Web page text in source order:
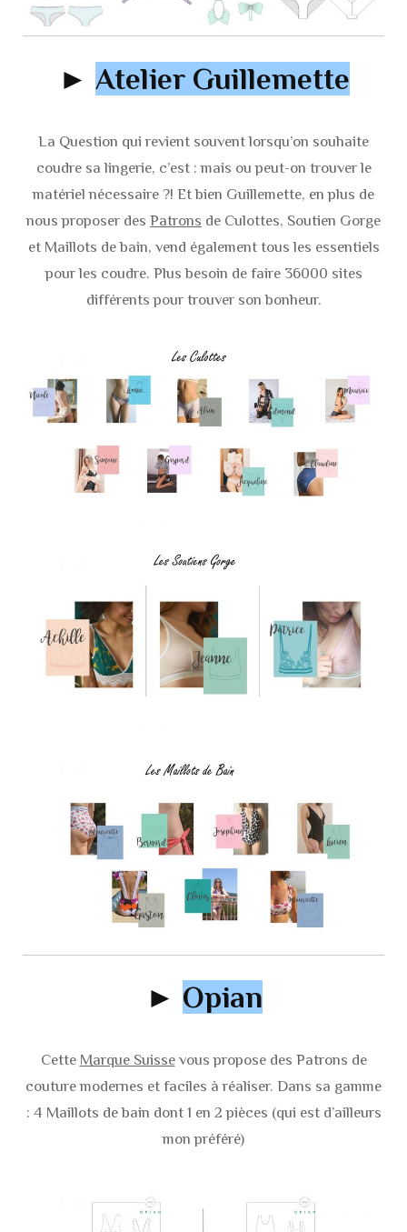
► Atelier Guillemette
La Question qui revient souvent lorsqu’on souhaite
coudre sa lingerie, c’est : mais ou peut-on trouver le
matériel nécessaire ?! Et bien Guillemette, en plus de
nous proposer des Patrons de Culottes, Soutien Gorge
et Maillots de bain, vend également tous les essentiels
pour les coudre. Plus besoin de faire 36000 sites
différents pour trouver son bonheur.
► Opian
Cette Marque Suissevous propose des Patrons de
couture modernes et faciles à réaliser. Dans sa gamme
: 4 Maillots de bain dont 1 en 2 pièces (qui est d’ailleurs
mon préféré)